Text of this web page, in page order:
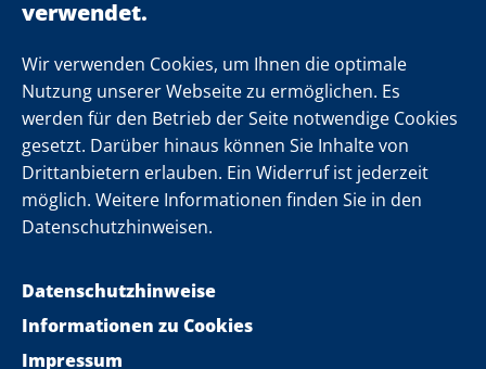
Wir verwenden Cookies, um Ihnen die optimale
Nutzung unserer Webseite zu ermöglichen. Es
werden für den Betrieb der Seite notwendige Cookies
gesetzt. Darüber hinaus können Sie Inhalte von
Drittanbietern erlauben. Ein Widerruf ist jederzeit
möglich. Weitere Informationen finden Sie in den
Datenschutzhinweisen.
Datenschutzhinweise
Impressum
Informationen zu Cookies
Einsamkeit
Folgen Sie uns